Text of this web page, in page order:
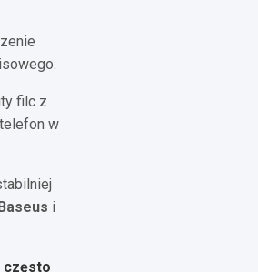
filc z
w
i
często